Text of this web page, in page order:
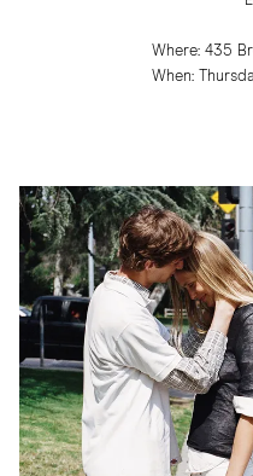
Where: 435
When: